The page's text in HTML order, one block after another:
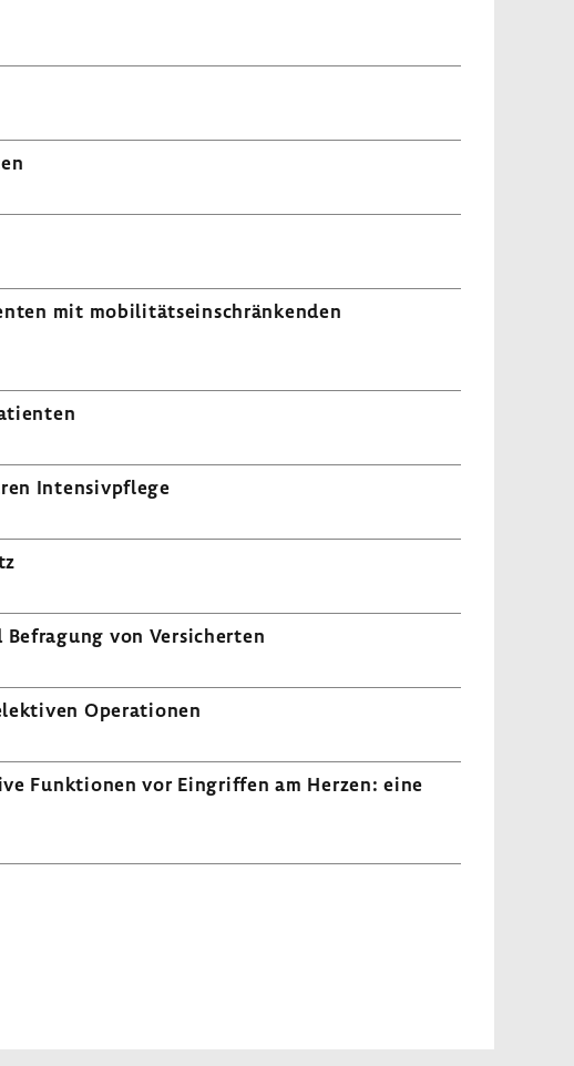
mit mobi­li­täts­ein­schrän­kenden
Inten­siv­pflege
von Versi­cherten
Opera­tionen
Funk­tionen vor Eingriffen am Herzen: eine